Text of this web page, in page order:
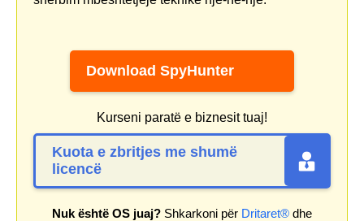
Download SpyHunter
Kurseni paratë e biznesit tuaj!
Kuota e zbritjes me shumë
licencë
Nuk është OS juaj? Shkarkoni për Dritaret® dhe